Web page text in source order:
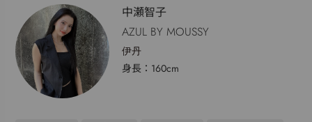
中瀬智子
AZUL BY MOUSSY
伊丹
身長：160cm